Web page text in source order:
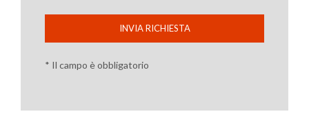
INVIA RICHIESTA
* Il campo è obbligatorio